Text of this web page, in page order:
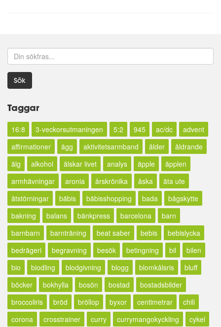
Sök
Taggar
16:8 3-veckorsutmaningen 5:2 945 ac/dc
advent
affirmationer
ägg aktivitetsarmband ålder
åldrande
älg
alkohol älskar livet analys äpple
äpplen
armhävningar
aronia årskrönika åska
äta ute
ätstörningar
bäbis bäbisshopping bada
bågskytte
bakning
balans bänkpress barcelona
barn
barnbarn
barnträning beat saber bebis
bebislycka
bedrägeri
begravning besök betingning bil
bilen
bio
biodling blodgivning blogg blomkålsris
bluff
böcker
bokhylla bosön bostad
bostadsbilder
broccoliris
bröd bröllop byxor centimetrar
chili
corona
crosstrainer curry currymangokyckling
cykel